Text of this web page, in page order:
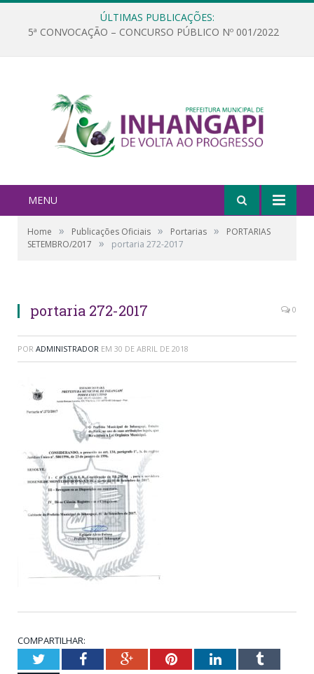
ÚLTIMAS PUBLICAÇÕES:
5ª CONVOCAÇÃO – CONCURSO PÚBLICO Nº 001/2022
MENU
Home » Publicações Oficiais » Portarias »
PORTARIAS
SETEMBRO/2017
» portaria 272-2017
portaria 272-2017 0
POR ADMINISTRADOR EM 30 DE ABRIL DE 2018
COMPARTILHAR:
TwitterFacebookGoogle+PinterestLinkedInTumblr